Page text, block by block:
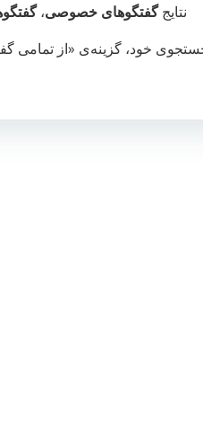
نتایجگفتگوهای خصوصی،
خود، گزینه‌ی «از تمامی